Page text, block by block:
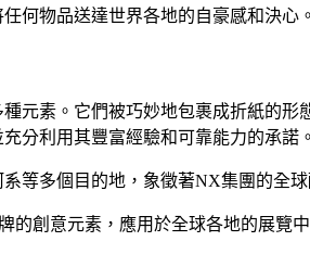
物品送達世界各地的自豪感和決心
元素。它們被巧妙地包裹成折紙的
分利用其豐富經驗和可靠能力的承諾。
等多個目的地，象徵著NX集團的全
的創意元素，應用於全球各地的展覽中